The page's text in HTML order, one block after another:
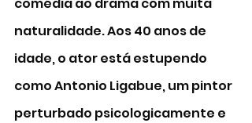
naturalidade. Aos 40 anos de
idade, o ator está estupendo
como Antonio Ligabue, um pintor
perturbado psicologicamente e